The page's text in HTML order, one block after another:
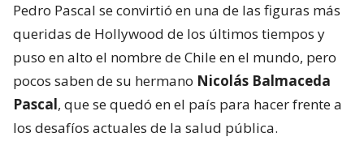
Pedro Pascal se convirtió en una de las figuras más
queridas de Hollywood de los últimos tiempos y
puso en alto el nombre de Chile en el mundo, pero
pocos saben de su hermano Nicolás Balmaceda
Pascal, que se quedó en el país para hacer frente a
los desafíos actuales de la salud pública.